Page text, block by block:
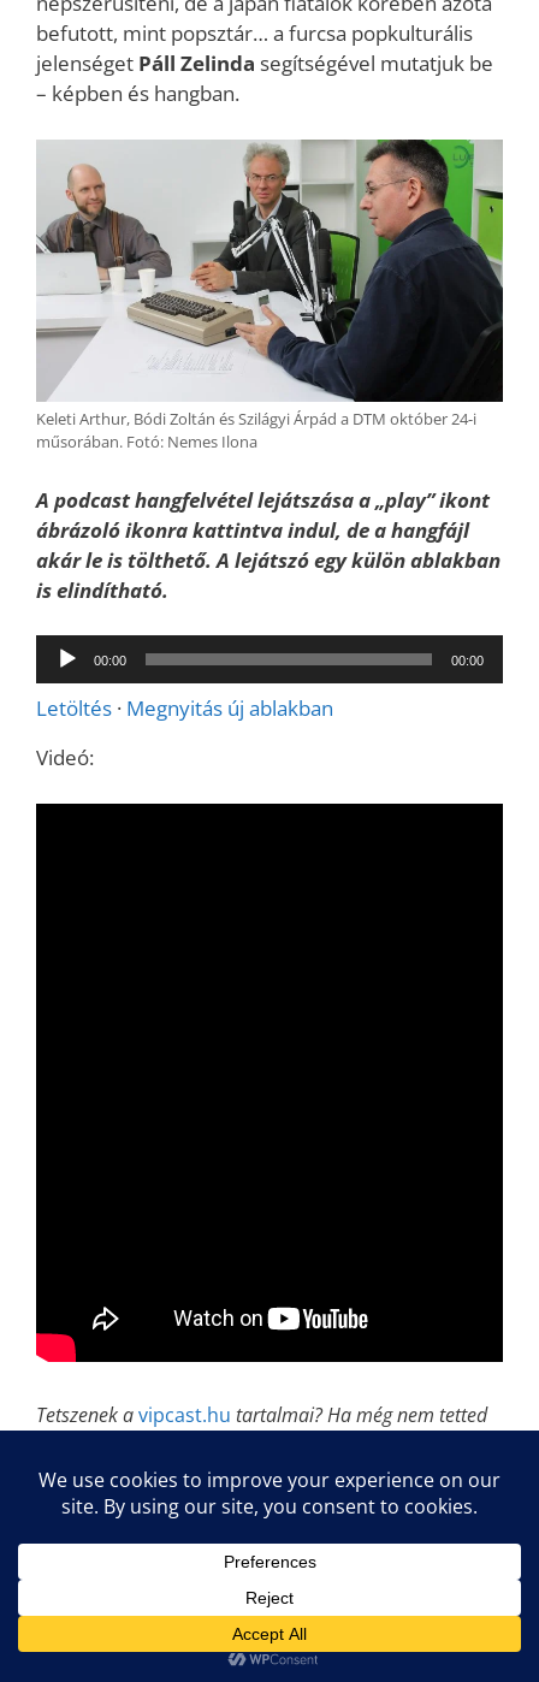
befutott, mint popsztár… a furcsa popkulturális
jelenséget Páll Zelinda segítségével mutatjuk be
– képben és hangban.
Keleti Arthur, Bódi Zoltán és Szilágyi Árpád a DTM október 24-i
műsorában. Fotó: Nemes Ilona
A podcast hangfelvétel lejátszása a „play” ikont
ábrázoló ikonra kattintva indul, de a hangfájl
akár le is tölthető. A lejátszó egy külön ablakban
is elindítható.
Audió
lejátszó
00:00 00:00
Letöltés · Megnyitás új ablakban
Videó:
Tetszenek avipcast.hu tartalmai? Ha még nem tetted
oldalátésiratkozz fel teljesen ingyenesen a
podcastra is, hogy ne maradj le a következő
A DTM asztaltársasággal közvetlenül itt lehet
kapcsolatba
lépni:www.facebook.com/DTMasztaltarsasag